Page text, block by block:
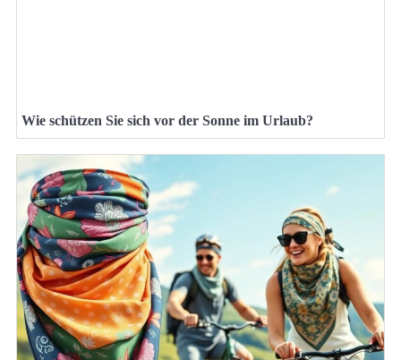
Wie schützen Sie sich vor der Sonne im Urlaub?